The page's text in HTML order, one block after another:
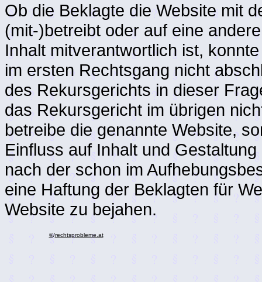
Ob die Beklagte die Website mit
(mit-)betreibt oder auf eine
Inhalt mitverantwortlich ist,
im ersten Rechtsgang nicht
des Rekursgerichts in dieser
das Rekursgericht im übrigen
betreibe die genannte Website,
Einfluss auf Inhalt und
nach der schon im
eine Haftung der Beklagten für
Website zu bejahen.
©/rechtsprobleme.at